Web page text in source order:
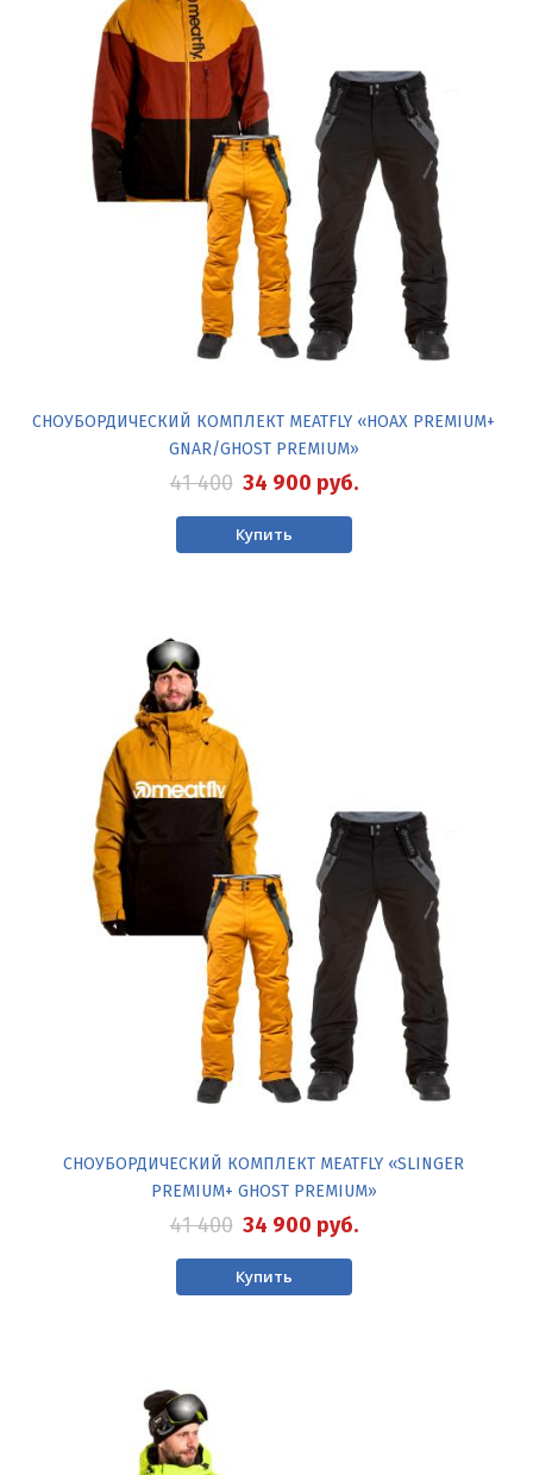
СНОУБОРДИЧЕСКИЙ КОМПЛЕКТ MEATFLY «HOAX PREMIUM+
GNAR/GHOST PREMIUM»
41 400 34 900 руб.
Купить
СНОУБОРДИЧЕСКИЙ КОМПЛЕКТ MEATFLY «SLINGER
PREMIUM+ GHOST PREMIUM»
41 400 34 900 руб.
Купить